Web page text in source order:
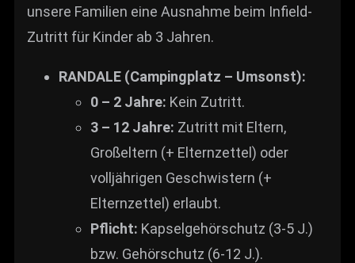
unsere Familien eine Ausnahme beim Infield-
Zutritt für Kinder ab 3 Jahren.
RANDALE (Campingplatz – Umsonst):
0 – 2 Jahre: Kein Zutritt.
3 – 12 Jahre: Zutritt mit Eltern,
Großeltern (+ Elternzettel) oder
volljährigen Geschwistern (+
Elternzettel) erlaubt.
Pflicht: Kapselgehörschutz (3-5 J.)
bzw. Gehörschutz (6-12 J.).